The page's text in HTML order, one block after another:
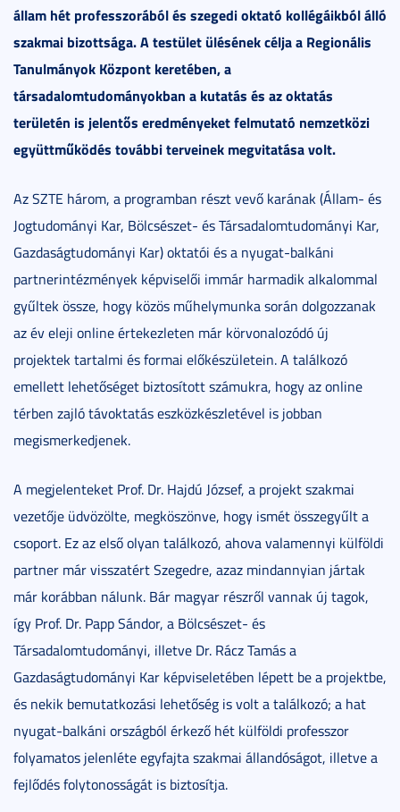
állam hét professzorából és szegedi oktató kollégáikból álló
szakmai bizottsága. A testület ülésének célja a Regionális
Tanulmányok Központ keretében, a
társadalomtudományokban a kutatás és az oktatás
területén is jelentős eredményeket felmutató nemzetközi
együttműködés további terveinek megvitatása volt.
Az SZTE három, a programban részt vevő karának (Állam- és
Jogtudományi Kar, Bölcsészet- és Társadalomtudományi Kar,
Gazdaságtudományi Kar) oktatói és a nyugat-balkáni
partnerintézmények képviselői immár harmadik alkalommal
gyűltek össze, hogy közös műhelymunka során dolgozzanak
az év eleji online értekezleten már körvonalozódó új
projektek tartalmi és formai előkészületein. A találkozó
emellett lehetőséget biztosított számukra, hogy az online
térben zajló távoktatás eszközkészletével is jobban
megismerkedjenek.
A megjelenteket Prof. Dr. Hajdú József, a projekt szakmai
vezetője üdvözölte, megköszönve, hogy ismét összegyűlt a
csoport. Ez az első olyan találkozó, ahova valamennyi külföldi
partner már visszatért Szegedre, azaz mindannyian jártak
már korábban nálunk. Bár magyar részről vannak új tagok,
így Prof. Dr. Papp Sándor, a Bölcsészet- és
Társadalomtudományi, illetve Dr. Rácz Tamás a
Gazdaságtudományi Kar képviseletében lépett be a projektbe,
és nekik bemutatkozási lehetőség is volt a találkozó; a hat
nyugat-balkáni országból érkező hét külföldi professzor
folyamatos jelenléte egyfajta szakmai állandóságot, illetve a
fejlődés folytonosságát is biztosítja.